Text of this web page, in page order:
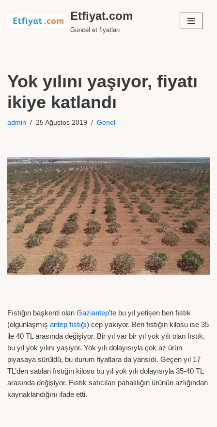
İçeriğe
Etfiyat.com
Güncel et fiyatları
Yok yılını yaşıyor, fiyatı
ikiye katlandı
admin 25 Ağustos 2019 Genel
Fıstığın başkenti olan Gaziantep’te bu yıl yetişen ben fıstık
(olgunlaşmış antep fıstığı) cep yakıyor. Ben fıstığın kilosu ise 35
ile 40 TL arasında değişiyor. Bir yıl var bir yıl yok yılı olan fıstık,
bu yıl yok yılını yaşıyor. Yok yılı dolayısıyla çok az ürün
piyasaya sürüldü, bu durum fiyatlara da yansıdı. Geçen yıl 17
TL’den satılan fıstığın kilosu bu yıl yok yılı dolayısıyla 35-40 TL
arasında değişiyor. Fıstık satıcıları pahalılığın ürünün azlığından
kaynaklandığını ifade etti.